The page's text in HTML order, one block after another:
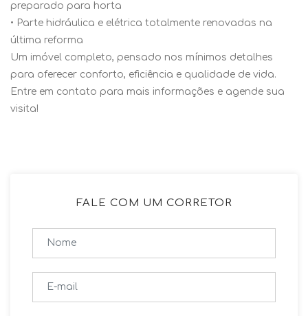
preparado para horta
• Parte hidráulica e elétrica totalmente renovadas na
última reforma
Um imóvel completo, pensado nos mínimos detalhes
para oferecer conforto, eficiência e qualidade de vida.
Entre em contato para mais informações e agende sua
visita!
FALE COM UM CORRETOR